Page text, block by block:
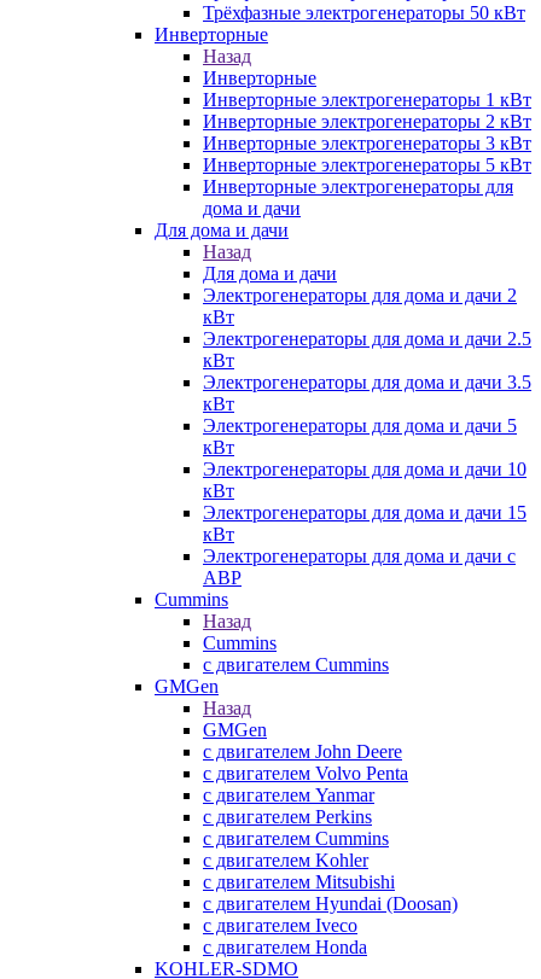
Трёхфазные электрогенераторы 50 кВт
Инверторные
Назад
Инверторные
Инверторные электрогенераторы 1 кВт
Инверторные электрогенераторы 2 кВт
Инверторные электрогенераторы 3 кВт
Инверторные электрогенераторы 5 кВт
Инверторные электрогенераторы для
дома и дачи
Для дома и дачи
Назад
Для дома и дачи
Электрогенераторы для дома и дачи 2
кВт
Электрогенераторы для дома и дачи 2.5
кВт
Электрогенераторы для дома и дачи 3.5
кВт
Электрогенераторы для дома и дачи 5
кВт
Электрогенераторы для дома и дачи 10
кВт
Электрогенераторы для дома и дачи 15
кВт
Электрогенераторы для дома и дачи с
АВР
Cummins
Назад
Cummins
с двигателем Cummins
GMGen
Назад
GMGen
с двигателем John Deere
с двигателем Volvo Penta
с двигателем Yanmar
с двигателем Perkins
с двигателем Cummins
с двигателем Kohler
с двигателем Mitsubishi
с двигателем Hyundai (Doosan)
с двигателем Iveco
с двигателем Honda
KOHLER-SDMO